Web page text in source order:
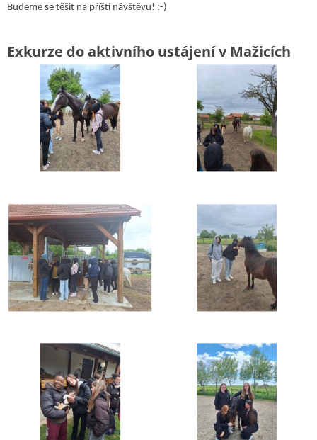
Budeme se těšit na příští návštěvu! :-)
Exkurze do aktivního ustájení v Mažicích